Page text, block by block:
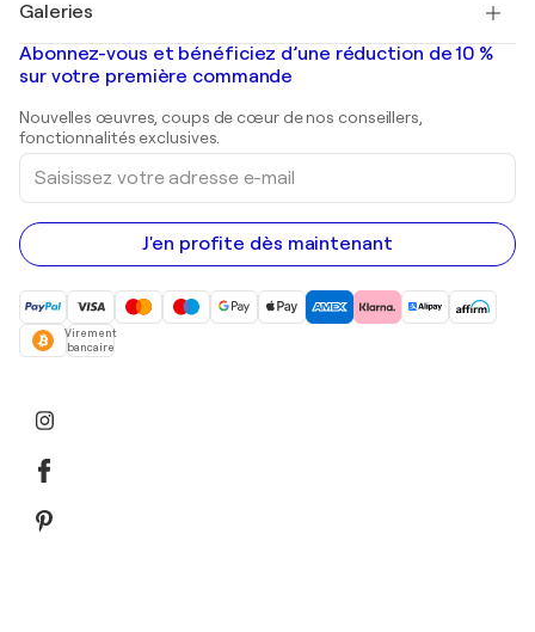
Banksy
Mr. Brainwash
Shepard Fairey
Tableaux abstraits à vendre
Peintures de paysage
Estampes
Peintures acryliques
Galeries
Galeries d'art en France
Galeries d'art en Belgique
Abonnez-vous et bénéficiez d’une réduction de 10 %
sur votre première commande
Nouvelles œuvres, coups de cœur de nos conseillers,
fonctionnalités exclusives.
Saisissez
votre
adresse
e-
mail
J'en profite dès maintenant
Virement
bancaire